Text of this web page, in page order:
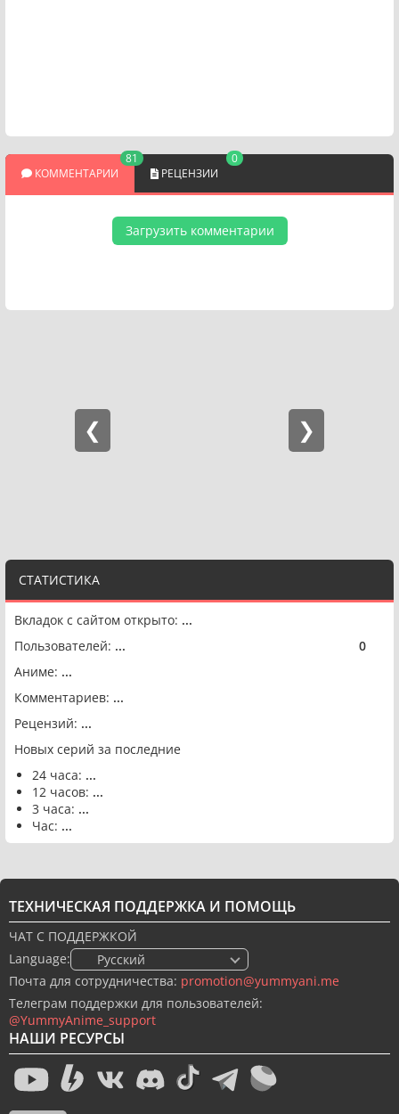
СТАТИСТИКА
Вкладок с сайтом открыто: ...
Пользователей: ... 0
Аниме: ...
Комментариев: ...
Рецензий: ...
Новых серий за последние
24 часа: ...
12 часов: ...
3 часа: ...
Час: ...
КОММЕНТАРИИ
81
РЕЦЕНЗИИ
0
Загрузить комментарии
НАШИ РЕСУРСЫ
ТЕХНИЧЕСКАЯ ПОДДЕРЖКА И ПОМОЩЬ
ЧАТ С ПОДДЕРЖКОЙ
Language:
🇷🇺 Русский
Почта для сотрудничества: promotion@yummyani.me
Телеграм поддержки для пользователей:
@YummyAnime_support